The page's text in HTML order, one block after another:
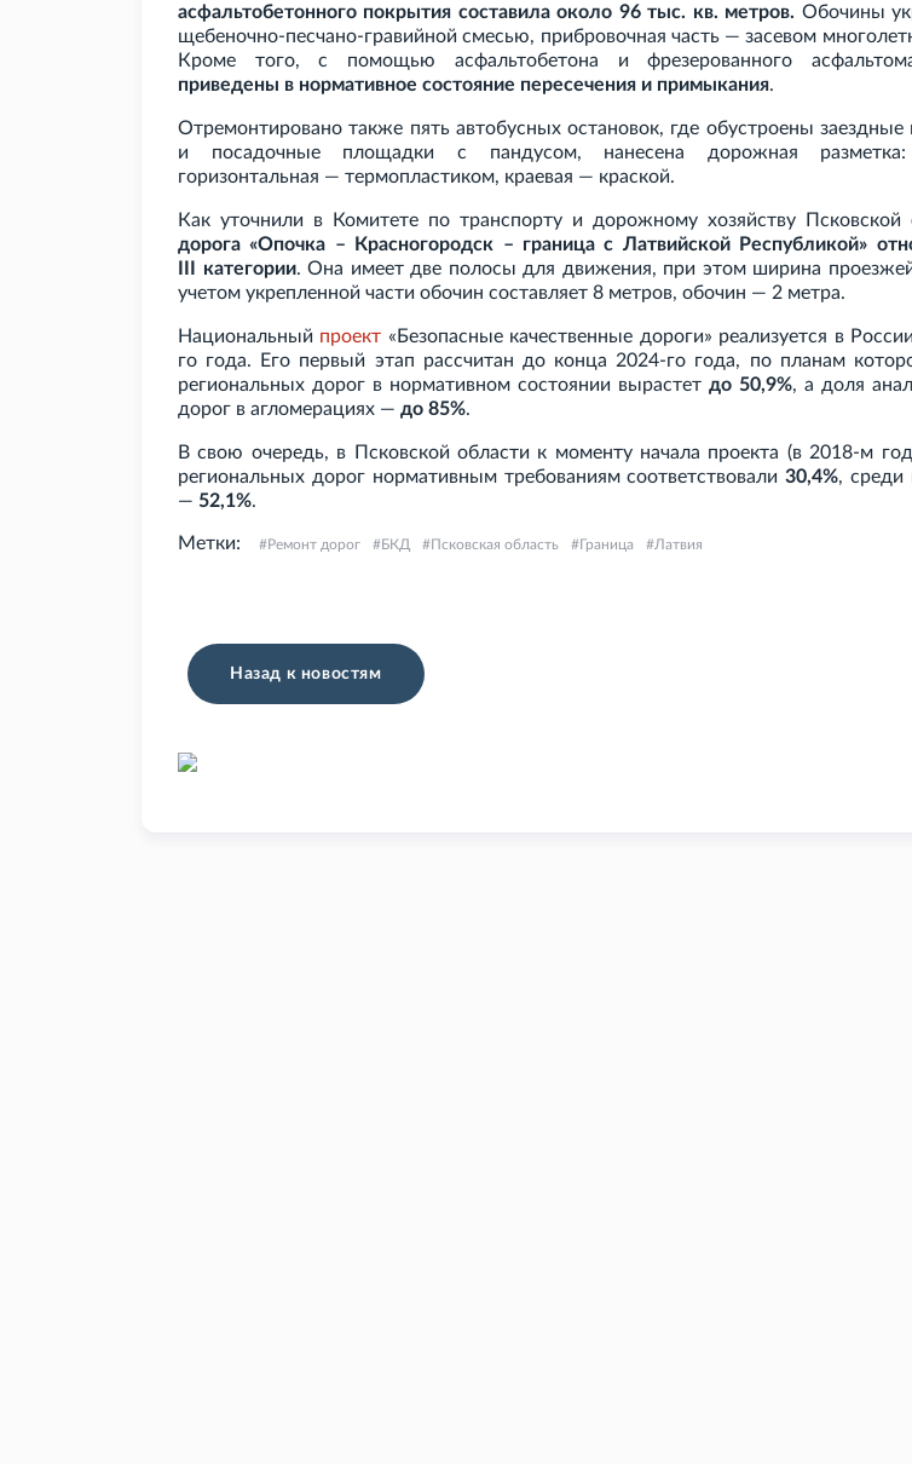
асфальтобетонного покрытия составила около 96 тыс. кв. метров. Обочины
щебеночно-песчано-гравийной смесью, прибровочная часть — засевом
Кроме того, с помощью асфальтобетона и фрезерованного
приведены в нормативное состояние пересечения и примыкания.
Отремонтировано также пять автобусных остановок, где обустроены заездные
и посадочные площадки с пандусом, нанесена дорожная разметка:
горизонтальная — термопластиком, краевая — краской.
Как уточнили в Комитете по транспорту и дорожному хозяйству Псковской
дорога «Опочка – Красногородск – граница с Латвийской Республикой»
категории. Она имеет две полосы для движения, при этом ширина
учетом укрепленной части обочин составляет 8 метров, обочин — 2 метра.
Национальный проект «Безопасные качественные дороги» реализуется в
го года. Его первый этап рассчитан до конца 2024-го года, по планам
региональных дорог в нормативном состоянии вырастет до 50,9%, а доля
дорог в агломерациях — до 85%.
В свою очередь, в Псковской области к моменту начала проекта (в 2018-м
региональных дорог нормативным требованиям соответствовали30,4%, среди
— 52,1%.
Метки: Ремонт дорог БКД Псковская область Граница Латвия
Назад к новостям